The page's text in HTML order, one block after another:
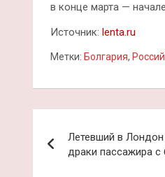
в конце марта —
Источник: lenta.ru
Метки: Болгария,
по
Летевший в
драки пассажира с